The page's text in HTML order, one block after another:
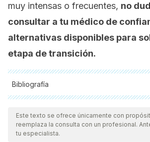
muy intensas o frecuentes, no
consultar a tu médico de
alternativas disponibles para
etapa de transición.
Bibliografía
Todas las fuentes citadas fueron
nuestro equipo, para asegurar su calidad,
vigencia y validez.La bibliografía de
Este texto se ofrece únicamente con
reemplaza la consulta con un profesional.
tu especialista.